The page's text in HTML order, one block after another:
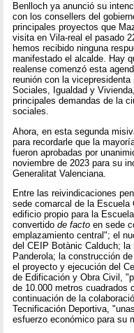
Benlloch ya anunció su
con los consellers del
principales proyectos que
visita en Vila-real el pasado
hemos recibido ninguna
manifestado el alcalde. Hay
realense comenzó esta
reunión con la
Sociales, Igualdad y
principales demandas de la
sociales.
Ahora, en esta segunda
para recordarle que la
fueron aprobadas por
noviembre de 2023 para su
Generalitat Valenciana.
Entre las reivindicaciones
sede comarcal de la
edificio propio para la
convertidode facto en sede
emplazamiento central"; el
del CEIP Botànic Calduch;
Panderola; la construcción
el proyecto y ejecución del
de Edificación y Obra Civil,
de 10.000 metros cuadrados
continuación de la
Tecnificación Deportiva,
esfuerzo económico para su